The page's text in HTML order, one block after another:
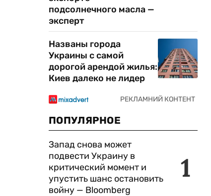
подсолнечного масла —
эксперт
Названы города
Украины с самой
дорогой арендой жилья:
Киев далеко не лидер
ПОПУЛЯРНОЕ
1
Запад снова может
подвести Украину в
критический момент и
упустить шанс остановить
войну — Bloomberg